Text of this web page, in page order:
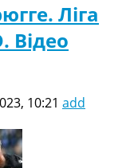
Ліга
Відео
10:21 add